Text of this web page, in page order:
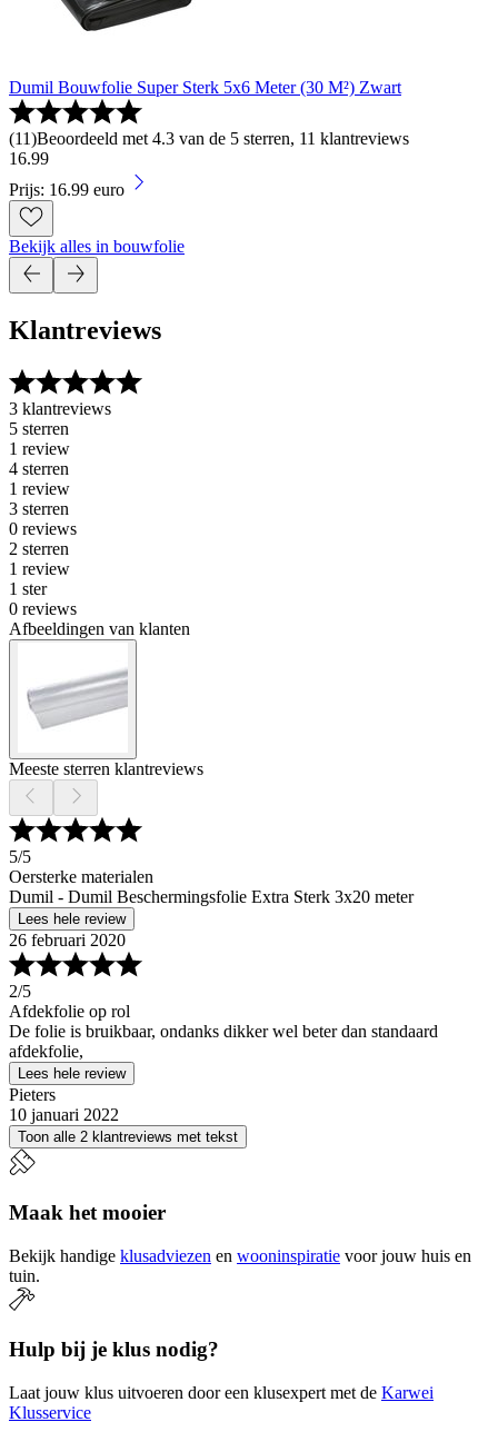
Dumil Bouwfolie Super Sterk 5x6 Meter (30 M²) Zwart
(11)Beoordeeld met 4.3 van de 5 sterren, 11 klantreviews
16.99
Prijs: 16.99 euro
Bekijk alles in bouwfolie
Klantreviews
3 klantreviews
5 sterren
1 review
4 sterren
1 review
3 sterren
0 reviews
2 sterren
1 review
1 ster
0 reviews
Afbeeldingen van klanten
Meeste sterren klantreviews
5/5
Oersterke materialen
Dumil - Dumil Beschermingsfolie Extra Sterk 3x20 meter
Lees hele review
26 februari 2020
2/5
Afdekfolie op rol
De folie is bruikbaar, ondanks dikker wel beter dan standaard
afdekfolie,
Lees hele review
Pieters
10 januari 2022
Toon alle 2 klantreviews met tekst
Maak het mooier
Bekijk handige klusadviezen en wooninspiratie voor jouw huis en
tuin.
Hulp bij je klus nodig?
Laat jouw klus uitvoeren door een klusexpert met de Karwei
Klusservice